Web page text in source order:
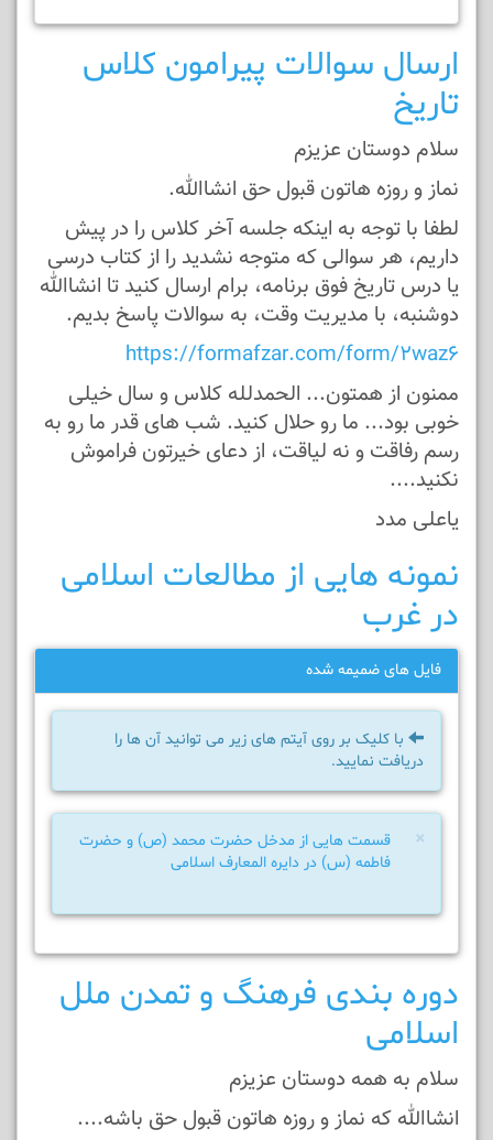
ارسال سوالات پیرامون کلاس
تاریخ
سلام دوستان عزیزم
نماز و روزه هاتون قبول حق انشاالله.
لطفا با توجه به اینکه جلسه آخر کلاس را در پیش
داریم، هر سوالی که متوجه نشدید را از کتاب درسی
یا درس تاریخ فوق برنامه، برام ارسال کنید تا انشاالله
دوشنبه، با مدیریت وقت، به سوالات پاسخ بدیم.
https://formafzar.com/form/2waz6
ممنون از همتون... الحمدلله کلاس و سال خیلی
خوبی بود... ما رو حلال کنید. شب های قدر ما رو به
رسم رفاقت و نه لیاقت، از دعای خیرتون فراموش
نکنید....
یاعلی مدد
نمونه هایی از مطالعات اسلامی
در غرب
فایل های ضمیمه شده
با کلیک بر روی آیتم های زیر می توانید آن ها را
دریافت نمایید.
×
قسمت هایی از مدخل حضرت محمد (ص) و حضرت
فاطمه (س) در دایره المعارف اسلامی
دوره بندی فرهنگ و تمدن ملل
اسلامی
سلام به همه دوستان عزیزم
انشاالله که نماز و روزه هاتون قبول حق باشه....